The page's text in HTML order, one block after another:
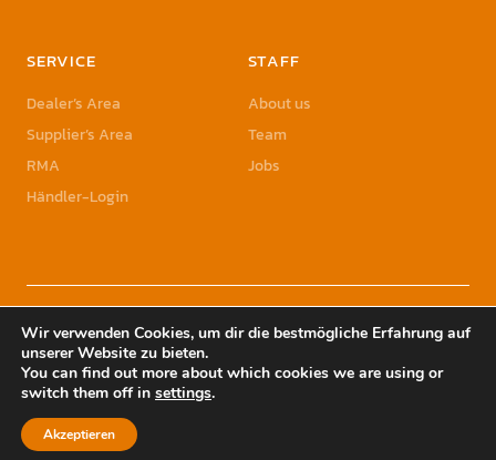
SERVICE
Dealer’s Area
Supplier’s Area
RMA
Händler-Login
STAFF
About us
Team
Jobs
© 2023 Sonic Sales GmbH | Sonic Sales is a registered Trademark of Herbst
Holding GmbH
YouTube
Wir verwenden Cookies, um dir die bestmögliche Erfahrung auf
unserer Website zu bieten.
You can find out more about which cookies we are using or
switch them off in settings.
Akzeptieren